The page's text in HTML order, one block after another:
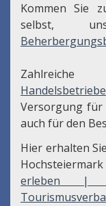
Kommen Sie
selbst,
Handelsbetriebe
Versorgung für
auch für den
Hier erhalten
erleben |